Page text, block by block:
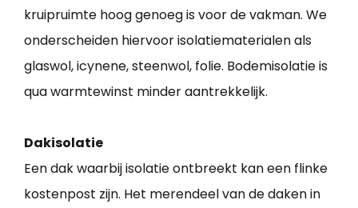
kruipruimte hoog genoeg is voor de vakman. We
onderscheiden hiervoor isolatiematerialen als
glaswol, icynene, steenwol, folie. Bodemisolatie is
qua warmtewinst minder aantrekkelijk.
Dakisolatie
Een dak waarbij isolatie ontbreekt kan een flinke
kostenpost zijn. Het merendeel van de daken in